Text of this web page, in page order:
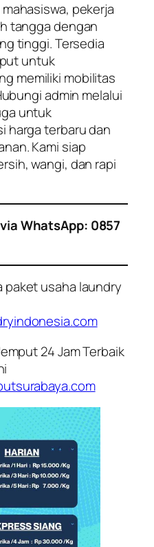
pekerja
tangga dengan
tinggi. Tersedia
untuk
memiliki mobilitas
admin melalui
untuk
harga terbaru dan
Kami siap
wangi, dan rapi
WhatsApp: 0857
usaha laundry
24 Jam Terbaik